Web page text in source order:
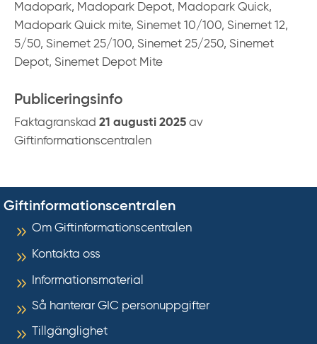
Madopark, Madopark Depot, Madopark Quick,
Madopark Quick mite, Sinemet 10/100, Sinemet 12,
5/50, Sinemet 25/100, Sinemet 25/250, Sinemet
Depot, Sinemet Depot Mite
Publiceringsinfo
Faktagranskad 21 augusti 2025 av
Giftinformationscentralen
Giftinformationscentralen
Om Giftinformationscentralen
Kontakta oss
Informationsmaterial
Så hanterar GIC personuppgifter
Tillgänglighet